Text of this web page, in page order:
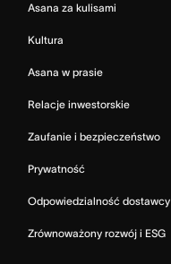
Asana za kulisami
Kultura
Asana w prasie
Relacje inwestorskie
Zaufanie i bezpieczeństwo
Prywatność
Odpowiedzialność dostawcy
Zrównoważony rozwój i ESG